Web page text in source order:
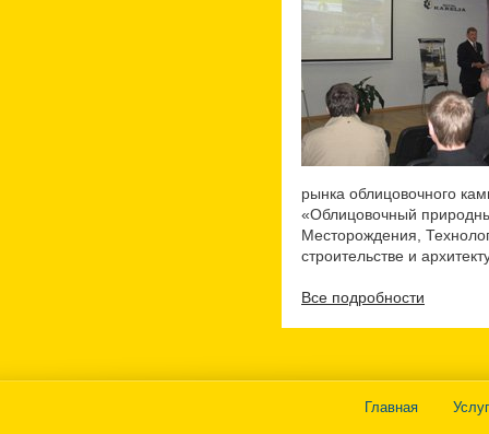
рынка облицовочного
«Облицовочный
Месторождения,
строительстве и
Все подробности
Главная